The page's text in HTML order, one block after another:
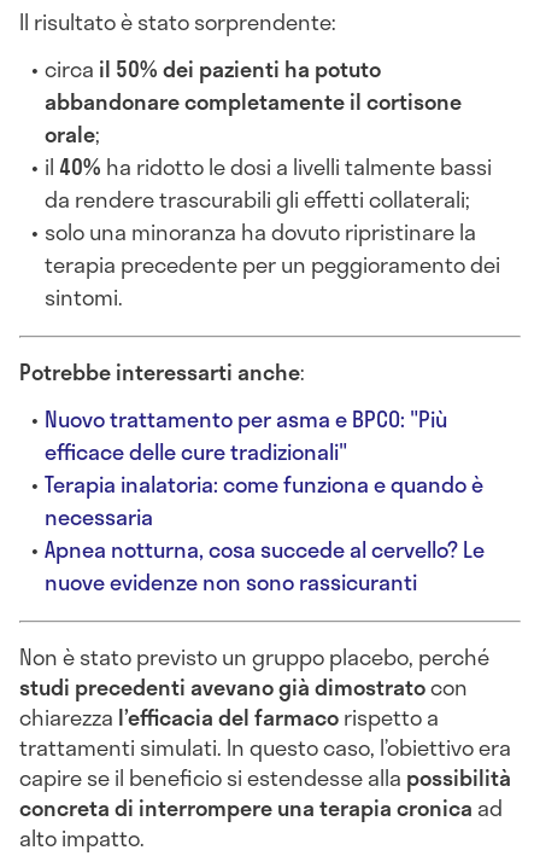
Il risultato è stato sorprendente:
circa il 50% dei pazienti ha potuto
abbandonare completamente il cortisone
orale;
il 40% ha ridotto le dosi a livelli talmente bassi
da rendere trascurabili gli effetti collaterali;
solo una minoranza ha dovuto ripristinare la
terapia precedente per un peggioramento dei
sintomi.
Potrebbe interessarti anche:
Nuovo trattamento per asma e BPCO: "Più
efficace delle cure tradizionali"
Terapia inalatoria: come funziona e quando è
necessaria
Apnea notturna, cosa succede al cervello? Le
nuove evidenze non sono rassicuranti
Non è stato previsto un gruppo placebo, perché
studi precedenti avevano già dimostratocon
chiarezza l’efficacia del farmacorispetto a
trattamenti simulati. In questo caso, l’obiettivo era
capire se il beneficio si estendesse alla possibilità
concreta di interrompere una terapia cronica ad
alto impatto.